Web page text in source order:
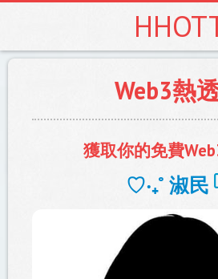
Web3熱
獲取你的免費
♡‧₊˚ ️ 淑民